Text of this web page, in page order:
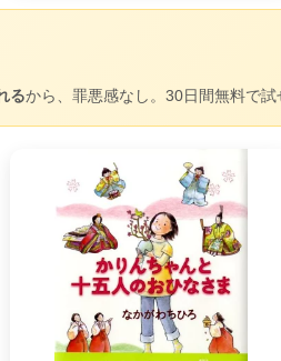
るから、罪悪感なし。30日間無料で試